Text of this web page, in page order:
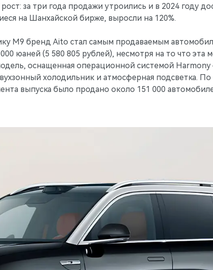
за три года продажи утроились и в 2024 году
на Шанхайской бирже, выросли на 120%.
M9 бренд Aito стал самым продаваемым
юаней (5 580 805 рублей), несмотря на то что эта
оснащенная операционной системой
холодильник и атмосферная подсветка.
выпуска было продано около 151 000